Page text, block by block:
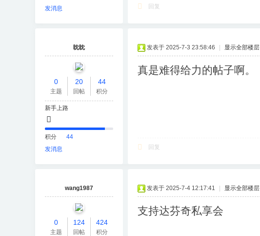
发消息
回复
眈眈
0
主题
20
回帖
44
积分
新手上路
积分
44
发消息
发表于 2025-7-3 23:58:46 显示全部楼层
真是难得给力的帖子啊。
回复
wang1987
0
主题
124
回帖
424
积分
发表于 2025-7-4 12:17:41 显示全部楼层
支持达芬奇私享会